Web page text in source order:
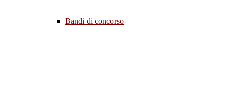
Bandi di concorso